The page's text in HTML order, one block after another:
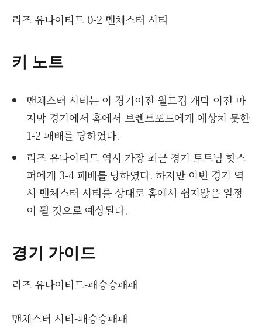
리즈 유나이티드 0-2 맨체스터 시티
키 노트
맨체스터 시티는 이 경기이전 월드컵 개막 이전 마
지막 경기에서 홈에서 브렌트포드에게 예상치 못한
1-2 패배를 당하였다.
리즈 유나이티드 역시 가장 최근 경기 토트넘 핫스
퍼에게 3-4 패배를 당하였다. 하지만 이번 경기 역
시 맨체스터 시티를 상대로 홈에서 쉽지않은 일정
이 될 것으로 예상된다.
경기 가이드
리즈 유나이티드-패승승패패
맨체스터 시티-패승승패패